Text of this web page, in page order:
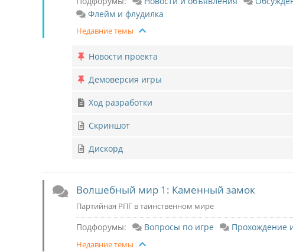
Флейм и флудилка
Недавние темы
Новости проекта
Демоверсия игры
Ход разработки
Скриншот
Дискорд
Волшебный мир 1: Каменный замок
Партийная РПГ в таинственном мире
Подфорумы: Вопросы по игре Прохождение
Недавние темы